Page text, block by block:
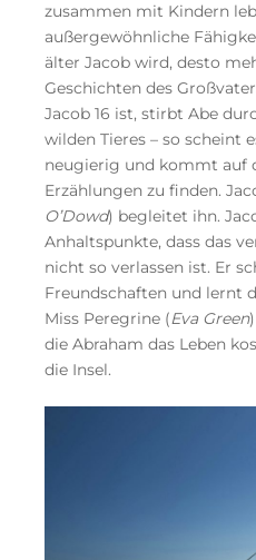
zusammen mit Kindern
außergewöhnliche
älter Jacob wird, desto
Geschichten des
Jacob 16 ist, stirbt Abe
wilden Tieres – so scheint
neugierig und kommt auf
Erzählungen zu finden.
O’Dowd) begleitet ihn.
Anhaltspunkte, dass das
nicht so verlassen ist. Er
Freundschaften und lernt
Miss Peregrine (Eva Green
die Abraham das Leben
die Insel.